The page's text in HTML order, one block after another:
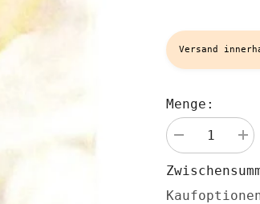
Versand
Menge:
verringern
für
Lustige
Kekse
Dinkel